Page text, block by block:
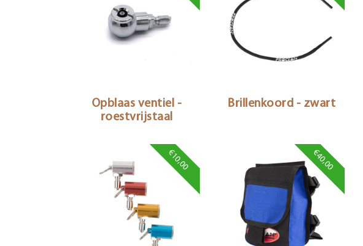
Opblaas ventiel -
roestvrijstaal
Brillenkoord - zwart
€10,00 €40,00